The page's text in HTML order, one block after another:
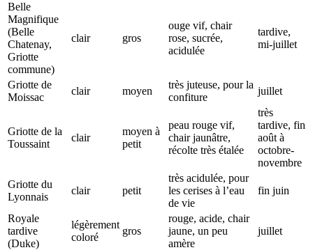
Belle
Magnifique
(Belle
Chatenay,
Griotte
commune)
clair gros
ouge vif, chair
rose, sucrée,
acidulée
tardive,
mi-juillet
Griotte de
Moissac
clair moyen
très juteuse, pour la
confiture
juillet
Griotte de la
Toussaint
clair
moyen à
petit
peau rouge vif,
chair jaunâtre,
récolte très étalée
très
tardive, fin
août à
octobre-
novembre
Griotte du
Lyonnais
clair petit
très acidulée, pour
les cerises à l’eau
de vie
fin juin
Royale
tardive
(Duke)
légèrement
coloré
gros
rouge, acide, chair
jaune, un peu
amère
juillet